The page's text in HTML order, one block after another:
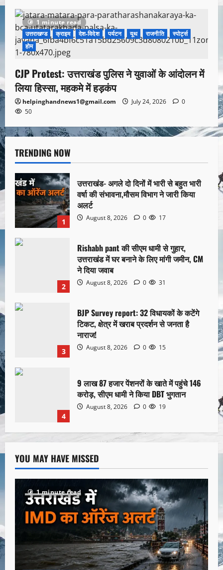
1 minute read
उत्तराखण्ड
क्राइम देश-विदेश पर्यटन यूथ राजनीति
स्पोर्ट्स
होम
CJP Protest: उत्तराखंड पुलिस ने युवाओं के आंदोलन में
लिया हिस्सा, महकमे में हड़कंप
helpinghandnews1@gmail.com July 24, 2026
0
50
TRENDING NOW
1
उत्तराखंड- अगले दो दिनों में भारी से बहुत भारी
वर्षा की संभावना,मौसम विभाग ने जारी किया
अलर्ट
August 8, 2026 0 17
2
Rishabh pant की सीएम धामी से गुहार,
उत्तराखंड में घर बनाने के लिए मांगी जमीन, CM
ने दिया जवाब
August 8, 2026 0 31
3
BJP Survey report: 32 विधायकों के कटेंगे
टिकट, क्षेत्र में खराब प्रदर्शन से जनता है
नाराज!
August 8, 2026 0 15
4
9 लाख 87 हजार पेंशनरों के खाते में पहुंचे 146
करोड़, सीएम धामी ने किया DBT भुगतान
August 8, 2026 0 19
YOU MAY HAVE MISSED
1 minute read